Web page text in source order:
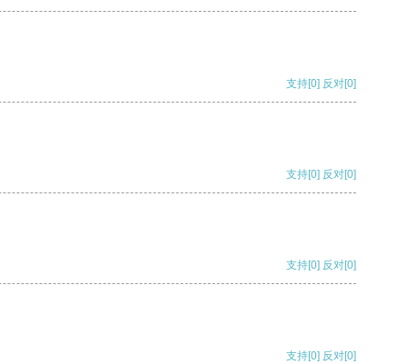
支持[0] 反对[0]
支持[0] 反对[0]
支持[0] 反对[0]
支持[0] 反对[0]